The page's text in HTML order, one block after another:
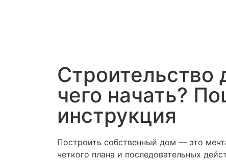
Строительство
чего начать?
инструкция
Построить собственный дом — это
четкого плана и последовательных